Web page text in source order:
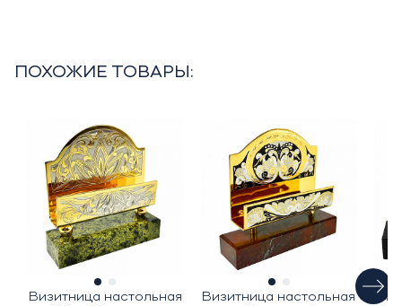
ПОХОЖИЕ ТОВАРЫ:
Визитница настольная
Визитница настольная